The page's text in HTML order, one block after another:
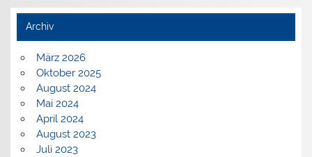
Archiv
März 2026
Oktober 2025
August 2024
Mai 2024
April 2024
August 2023
Juli 2023